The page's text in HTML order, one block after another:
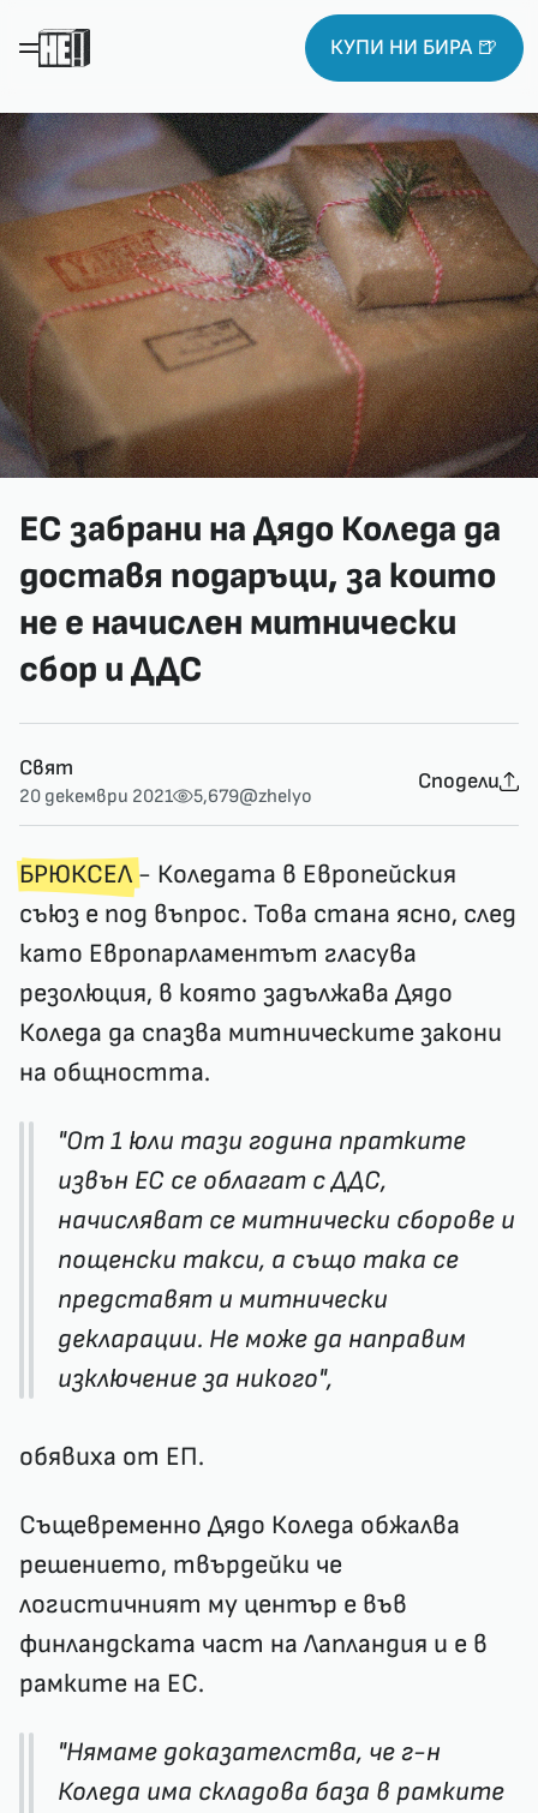
КУПИ НИ БИРА 🍺
ЕС забрани на Дядо Коледа да
доставя подаръци, за които
не е начислен митнически
сбор и ДДС
Свят
20 декември 2021 5,679@zhelyo
Сподели
БРЮКСЕЛ- Коледата в Европейския
съюз е под въпрос. Това стана ясно, след
като Европарламентът гласува
резолюция, в която задължава Дядо
Коледа да спазва митническите закони
на общността.
"От 1 юли тази година пратките
извън ЕС се облагат с ДДС,
начисляват се митнически сборове и
пощенски такси, а също така се
представят и митнически
декларации. Не може да направим
изключение за никого",
обявиха от ЕП.
Същевременно Дядо Коледа обжалва
решението, твърдейки че
логистичният му център е във
финландската част на Лапландия и е в
рамките на ЕС.
"Нямаме доказателства, че г-н
Коледа има складова база в рамките